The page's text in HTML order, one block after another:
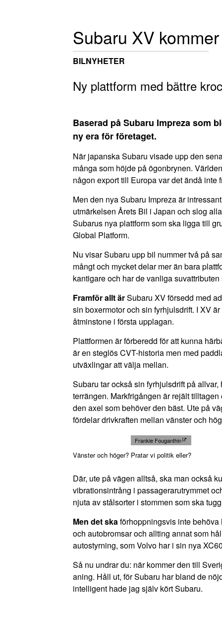
Subaru XV
BILNYHETER
Ny plattform med bättre
Baserad på Subaru Impreza som
ny era för företaget.
När japanska Subaru visade upp den
många som höjde på ögonbrynen.
någon export till Europa var det ändå inte
Men den nya Subaru Impreza är
utmärkelsen Årets Bil i Japan och slog
Subarus nya plattform som ska ligga till
Global Platform.
Nu visar Subaru upp bil nummer två på
mångt och mycket delar mer än bara
kantigare och har de vanliga
Framför allt ärSubaru XV försedd med
sin boxermotor och sin fyrhjulsdrift. I XV
åtminstone i första upplagan.
Plattformen är förberedd för att kunna
är en steglös CVT-historia men med
utväxlingar att välja mellan.
Subaru tar också sin fyrhjulsdrift på
terrängen. Markfrigången är rejält
den axel som behöver den bäst. Ute på
fördelar drivkraften mellan vänster och
Frankie Fouganthin
Vänster och höger? Pratar vi politik eller?
Där, ute på vägen alltså, ska man också
vibrationsintrång i passagerarutrymmet
njuta av stålsorter i stommen som ska
Men det skaförhoppningsvis inte behöva
och autobromsar och allting annat som
autostyrning, som Volvo har i sin nya
Så nu undrar du: när kommer den till
aning. Håll ut, för Subaru har bland de
intelligent hade jag själv kört Subaru.